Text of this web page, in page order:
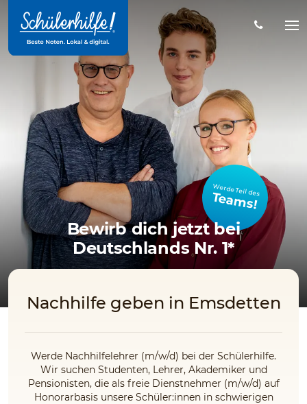
Hauptinhalt
Werde Teil des
Teams!
Bewirb dich jetzt bei
Deutschlands Nr. 1*
Nachhilfe geben in Emsdetten
Werde Nachhilfelehrer (m/w/d) bei der Schülerhilfe.
Wir suchen Studenten, Lehrer, Akademiker und
Pensionisten, die als freie Dienstnehmer (m/w/d) auf
Honorarbasis unsere Schüler:innen in schwierigen